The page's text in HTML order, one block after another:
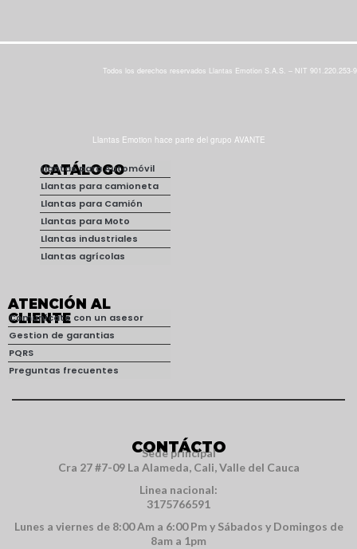
Todos los derechos reservados Llantas Emotion S.A.S. – NIT 901.220.253-9
Llantas Emotion hace parte del grupo AVANTE
CATÁLOGO
Llantas para Automóvil
Llantas para camioneta
Llantas para Camión
Llantas para Moto
Llantas industriales
Llantas agrícolas
ATENCIÓN AL
CLIENTE
Comunícate con un asesor
Gestion de garantias
PQRS
Preguntas frecuentes
CONTÁCTO
Sede principal
Cra 27 #7-09 La Alameda, Cali, Valle del Cauca
Linea nacional:
3175766591
Lunes a viernes de 8:00 Am a 6:00 Pm y Sábados y Domingos de
8am a 1pm